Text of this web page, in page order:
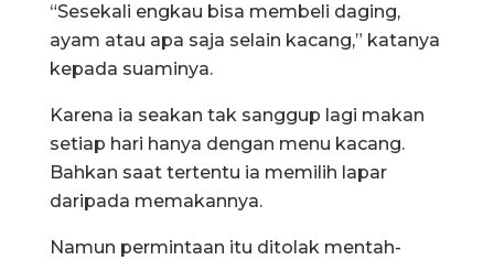
“Sesekali engkau bisa membeli daging,
ayam atau apa saja selain kacang,” katanya
kepada suaminya.
Karena ia seakan tak sanggup lagi makan
setiap hari hanya dengan menu kacang.
Bahkan saat tertentu ia memilih lapar
daripada memakannya.
Namun permintaan itu ditolak mentah-